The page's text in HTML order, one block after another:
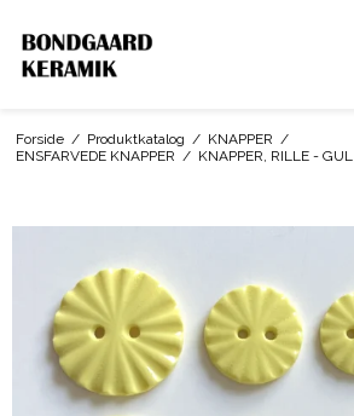
Forside / Produktkatalog / KNAPPER /
ENSFARVEDE KNAPPER / KNAPPER, RILLE - GUL